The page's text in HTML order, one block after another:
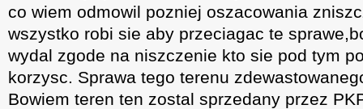
co wiem odmowil pozniej oszacowania
wszystko robi sie aby przeciagac te
wydal zgode na niszczenie kto sie pod tym
korzysc. Sprawa tego terenu
Bowiem teren ten zostal sprzedany przez